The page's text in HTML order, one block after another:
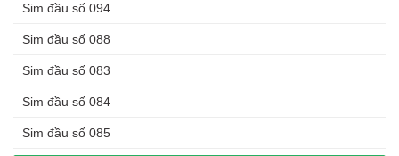
Sim đầu số 094
Sim đầu số 088
Sim đầu số 083
Sim đầu số 084
Sim đầu số 085